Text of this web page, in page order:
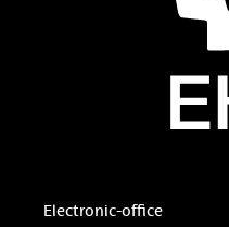
Electronic-office